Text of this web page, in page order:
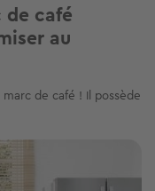
de café
au
de café ! Il possède